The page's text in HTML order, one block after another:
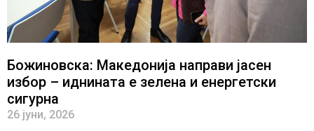
Божиновска: Македонија направи јасен
избор – иднината е зелена и енергетски
сигурна
26 јуни, 2026